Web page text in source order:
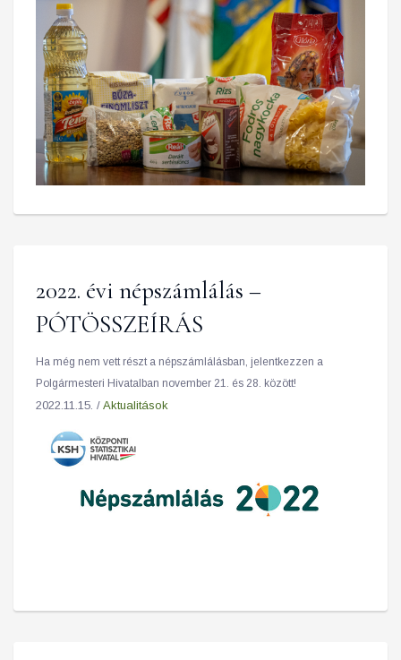
2022. évi népszámlálás –
PÓTÖSSZEÍRÁS
Ha még nem vett részt a népszámlálásban, jelentkezzen a
Polgármesteri Hivatalban november 21. és 28. között!
2022.11.15. / Aktualitások